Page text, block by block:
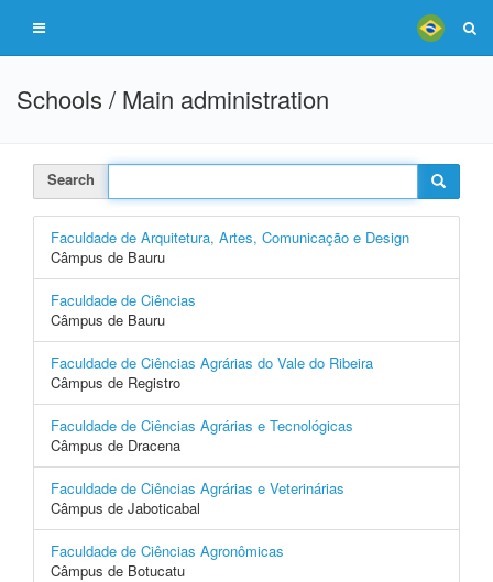
Schools / Main administration
Search
Faculdade de Arquitetura, Artes, Comunicação e Design
Câmpus de Bauru
Faculdade de Ciências
Câmpus de Bauru
Faculdade de Ciências Agrárias do Vale do Ribeira
Câmpus de Registro
Faculdade de Ciências Agrárias e Tecnológicas
Câmpus de Dracena
Faculdade de Ciências Agrárias e Veterinárias
Câmpus de Jaboticabal
Faculdade de Ciências Agronômicas
Câmpus de Botucatu